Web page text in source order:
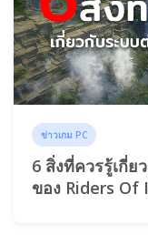
ข่าวเกม PC
6 สิ่งที่ควรรู้เกี่ย
ของ Riders Of